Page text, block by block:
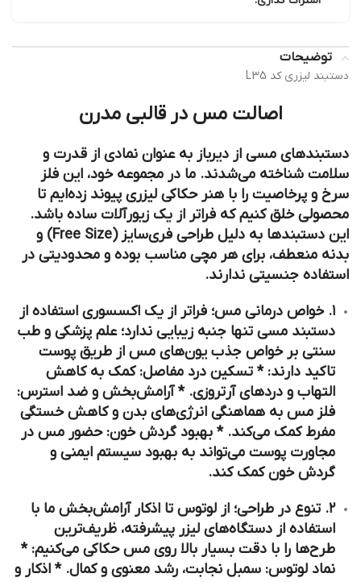
توضیحات
دستبند لیزری کد L35
اصالت مس در قالبی مدرن
دستبندهای مسی از دیرباز به عنوان نمادی از قدرت و
سلامت شناخته می‌شدند. ما در مجموعه خود، این فلز
سرخ و پرخاصیت را با هنر حکاکی لیزری پیوند زده‌ایم تا
محصولی خلق کنیم که فراتر از یک زیورآلات ساده باشد.
این دستبندها به دلیل طراحی فری‌سایز (Free Size) و
بدنه منعطف، برای هر مچی مناسب بوده و محدودیتی در
استفاده جنسیتی ندارند.
۱. خواص درمانی مس؛ فراتر از یک اکسسوری استفاده از
دستبند مسی تنها جنبه زیبایی ندارد؛ علم پزشکی و طب
سنتی بر خواص جذب یون‌های مس از طریق پوست
تاکید دارند: * تسکین درد مفاصل:کمک به کاهش
التهاب و دردهای آرتروزی. *آرامش‌بخش و ضد استرس:
فلز مس به هماهنگی انرژی‌های بدن و کاهش خستگی
مفرط کمک می‌کند. * بهبود گردش خون: حضور مس در
مجاورت پوست می‌تواند به بهبود سیستم ایمنی و
گردش خون کمک کند.
۲. تنوع در طراحی؛ از لوتوس تا اذکار آرامش‌بخش ما با
استفاده از دستگاه‌های لیزر پیشرفته، ظریف‌ترین
طرح‌ها را با دقت بسیار بالا روی مس حکاکی می‌کنیم: *
نماد لوتوس: سمبل نجابت، رشد معنوی و کمال. * اذکار و